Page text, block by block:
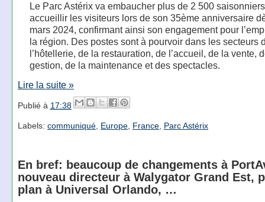
Le Parc Astérix va embaucher plus de 2 500
accueillir les visiteurs lors de son 35ème anniversaire
mars 2024, confirmant ainsi son engagement pour
la région. Des postes sont à pourvoir dans les secteurs
l’hôtellerie, de la restauration, de l’accueil, de la vente,
gestion, de la maintenance et des spectacles.
Lire la suite »
Publié à 17:38
Labels: communiqué, Europe, France, Parc Astérix
En bref: beaucoup de changements à
nouveau directeur à Walygator Grand Est,
plan à Universal Orlando, …